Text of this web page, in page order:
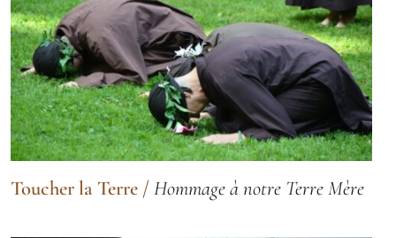
Toucher la Terre / Hommage à notre Terre Mère